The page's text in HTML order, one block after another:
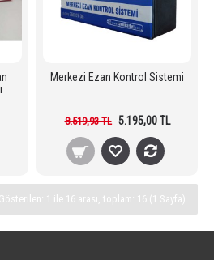
Merkezi Ezan Kontrol Sistemi
8.519,93 TL 5.195,00 TL
Gösterilen: 1 ile 16 arası, toplam: 16 (1 Sayfa)